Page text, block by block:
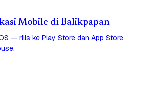
Mobile di Balikpapan
— rilis ke Play Store dan App Store,